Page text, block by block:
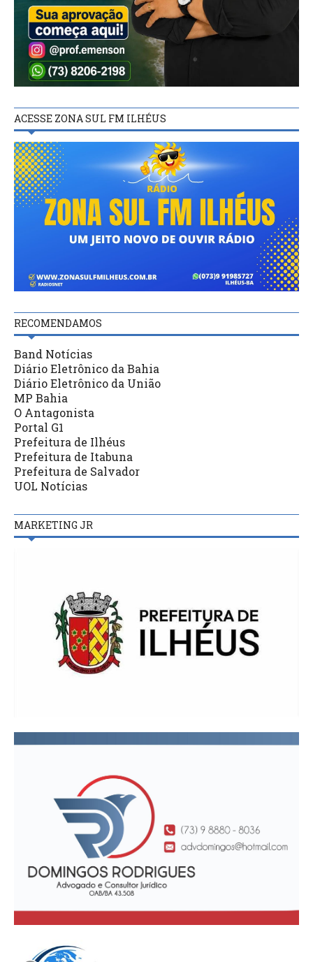
ACESSE ZONA SUL FM ILHÉUS
RECOMENDAMOS
Band Notícias
Diário Eletrônico da Bahia
Diário Eletrônico da União
MP Bahia
O Antagonista
Portal G1
Prefeitura de Ilhéus
Prefeitura de Itabuna
Prefeitura de Salvador
UOL Notícias
MARKETING JR